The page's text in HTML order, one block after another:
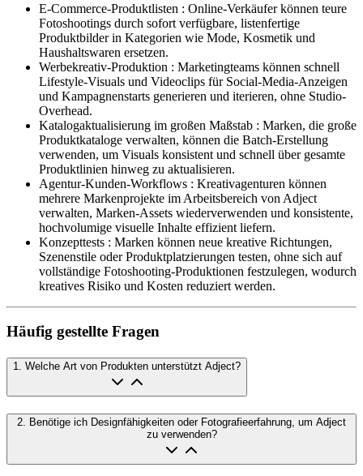
E-Commerce-Produktlisten : Online-Verkäufer können teure
Fotoshootings durch sofort verfügbare, listenfertige
Produktbilder in Kategorien wie Mode, Kosmetik und
Haushaltswaren ersetzen.
Werbekreativ-Produktion : Marketingteams können schnell
Lifestyle-Visuals und Videoclips für Social-Media-Anzeigen
und Kampagnenstarts generieren und iterieren, ohne Studio-
Overhead.
Katalogaktualisierung im großen Maßstab : Marken, die große
Produktkataloge verwalten, können die Batch-Erstellung
verwenden, um Visuals konsistent und schnell über gesamte
Produktlinien hinweg zu aktualisieren.
Agentur-Kunden-Workflows : Kreativagenturen können
mehrere Markenprojekte im Arbeitsbereich von Adject
verwalten, Marken-Assets wiederverwenden und konsistente,
hochvolumige visuelle Inhalte effizient liefern.
Konzepttests : Marken können neue kreative Richtungen,
Szenenstile oder Produktplatzierungen testen, ohne sich auf
vollständige Fotoshooting-Produktionen festzulegen, wodurch
kreatives Risiko und Kosten reduziert werden.
Häufig gestellte Fragen
1. Welche Art von Produkten unterstützt Adject?
2
Benötige ich Designfähigkeiten oder Fotografieerfahrung, um Adject
zu verwenden?